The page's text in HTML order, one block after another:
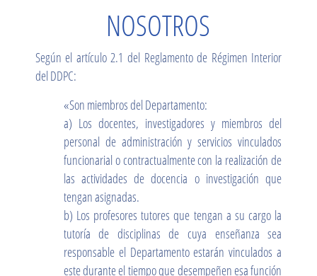
NOSOTROS
Según el artículo 2.1 del Reglamento de Régimen Interior
del DDPC:
«Son miembros del Departamento:
a) Los docentes, investigadores y miembros del
personal de administración y servicios vinculados
funcionarial o contractualmente con la realización de
las actividades de docencia o investigación que
tengan asignadas.
b) Los profesores tutores que tengan a su cargo la
tutoría de disciplinas de cuya enseñanza sea
responsable el Departamento estarán vinculados a
este durante el tiempo que desempeñen esa función